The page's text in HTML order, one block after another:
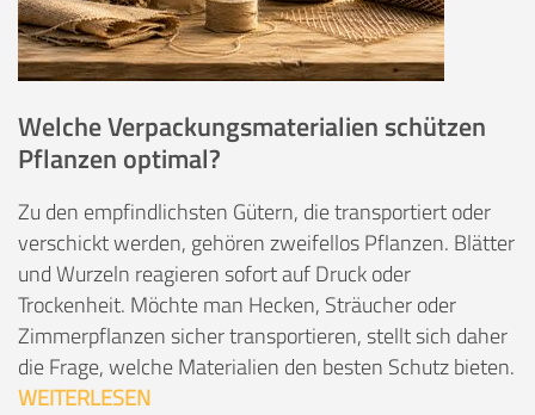
Welche Verpackungsmaterialien schützen
Pflanzen optimal?
Zu den empfindlichsten Gütern, die transportiert oder
verschickt werden, gehören zweifellos Pflanzen. Blätter
und Wurzeln reagieren sofort auf Druck oder
Trockenheit. Möchte man Hecken, Sträucher oder
Zimmerpflanzen sicher transportieren, stellt sich daher
die Frage, welche Materialien den besten Schutz bieten.
WEITERLESEN